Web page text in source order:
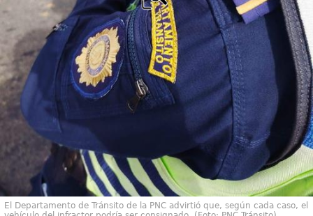
El Departamento de Tránsito de la PNC advirtió que, según cada caso, el